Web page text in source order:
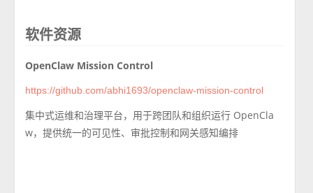
软件资源
OpenClaw Mission Control
https://github.com/abhi1693/openclaw-mission-control
集中式运维和治理平台，用于跨团队和组织运行 OpenCla
w，提供统一的可见性、审批控制和网关感知编排